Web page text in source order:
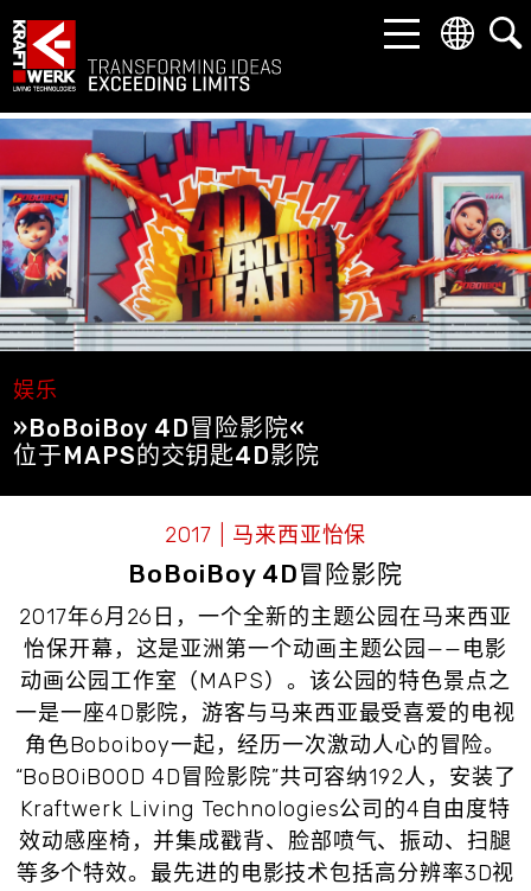
市场
娱乐
工业和科技
博物馆和展览馆
企业解决方案
建筑
产品
幻变剧场
交钥匙景点
动感技术
沉浸式屏幕
LED 解决方案
公司
关于我们
联系方式
资料下载
娱乐
»BoBoiBoy 4D冒险影院«
位于MAPS的交钥匙4D影院
2017 | 马来西亚怡保
BoBoiBoy 4D冒险影院
2017年6月26日，一个全新的主题公园在马来西亚
怡保开幕，这是亚洲第一个动画主题公园——电影
动画公园工作室（MAPS）。该公园的特色景点之
一是一座4D影院，游客与马来西亚最受喜爱的电视
角色Boboiboy一起，经历一次激动人心的冒险。
“BoBOiBOOD 4D冒险影院”共可容纳192人，安装了
Kraftwerk Living Technologies公司的4自由度特
效动感座椅，并集成戳背、脸部喷气、振动、扫腿
等多个特效。最先进的电影技术包括高分辨率3D视